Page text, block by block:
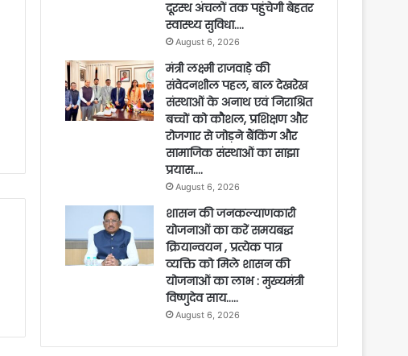
दूरस्थ अंचलों तक पहुंचेगी बेहतर
स्वास्थ्य सुविधा….
August 6, 2026
मंत्री लक्ष्मी राजवाड़े की
संवेदनशील पहल, बाल देखरेख
संस्थाओं के अनाथ एवं निराश्रित
बच्चों को कौशल, प्रशिक्षण और
रोजगार से जोड़ने बैंकिंग और
सामाजिक संस्थाओं का साझा
प्रयास….
August 6, 2026
शासन की जनकल्याणकारी
योजनाओं का करें समयबद्ध
क्रियान्वयन , प्रत्येक पात्र
व्यक्ति को मिले शासन की
योजनाओं का लाभ : मुख्यमंत्री
विष्णुदेव साय…..
August 6, 2026